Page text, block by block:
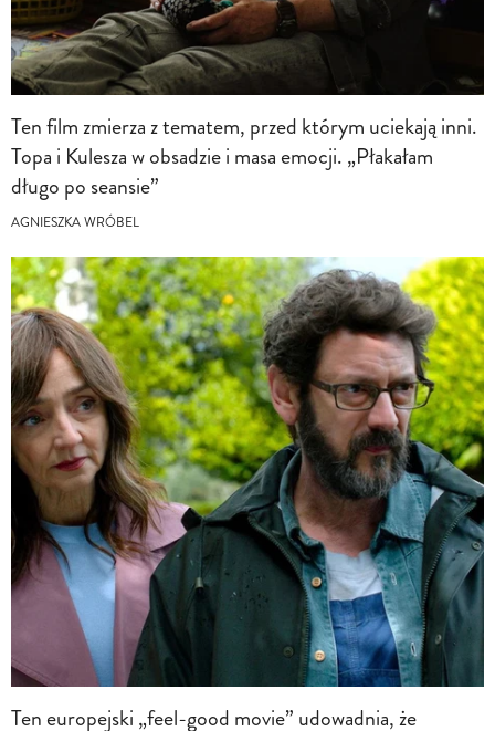
Ten film zmierza z tematem, przed którym uciekają inni.
Topa i Kulesza w obsadzie i masa emocji. „Płakałam
długo po seansie”
AGNIESZKA WRÓBEL
Ten europejski „feel-good movie” udowadnia, że